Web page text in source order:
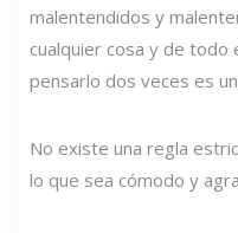
malentendidos y
cualquier cosa y de todo
pensarlo dos veces es
No existe una regla
lo que sea cómodo y